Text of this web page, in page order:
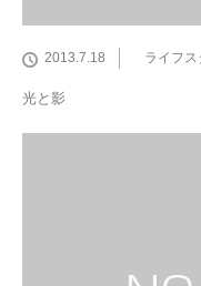
2013.7.18 ライフス
光と影